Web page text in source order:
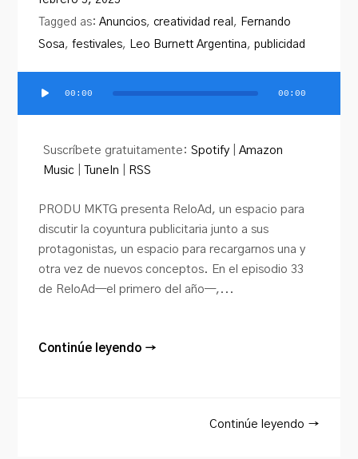
Tagged as:Anuncios, creatividad real , Fernando
Sosa,festivales, Leo Burnett Argentina,publicidad
Reproductor
00:00 00:00
Suscríbete gratuitamente:Spotify |Amazon
Music
TuneIn RSS
PRODU MKTG presenta ReloAd, un espacio para
discutir la coyuntura publicitaria junto a sus
protagonistas, un espacio para recargarnos una y
otra vez de nuevos conceptos. En el episodio 33
de ReloAd—el primero del año—,...
Continúe leyendo →
Continúe leyendo →